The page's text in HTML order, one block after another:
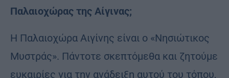
Παλαιοχώρας της Αίγινας;
Η Παλαιοχώρα Αιγίνης είναι ο «Νησιώτικος
Μυστράς». Πάντοτε σκεπτόμεθα και ζητούμε
ευκαιρίες για την ανάδειξη αυτού του τόπου,